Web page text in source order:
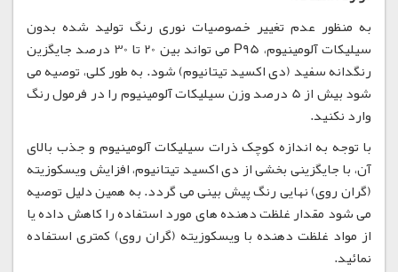
به منظور عدم تغییر خصوصیات نوری رنگ تولید شده بدون
سیلیکات آلومینیوم، P95 می تواند بین 20 تا 30 درصد جایگزین
رنگدانه سفید (دی اکسید تیتانیوم) شود. به طور کلی، توصیه می
شود بیش از 5 درصد وزن سیلیکات آلومینیوم را در فرمول رنگ
وارد نکنید.
با توجه به اندازه کوچک ذرات سیلیکات آلومینیوم و جذب بالای
آن، با جایگزینی بخشی از دی اکسید تیتانیوم، افزایش ویسکوزیته
(گران روی) نهایی رنگ پیش بینی می گردد. به همین دلیل توصیه
می شود مقدار غلظت دهنده های مورد استفاده را کاهش داده یا
از مواد غلظت دهنده با ویسکوزیته (گران روی) کمتری استفاده
نمائید.